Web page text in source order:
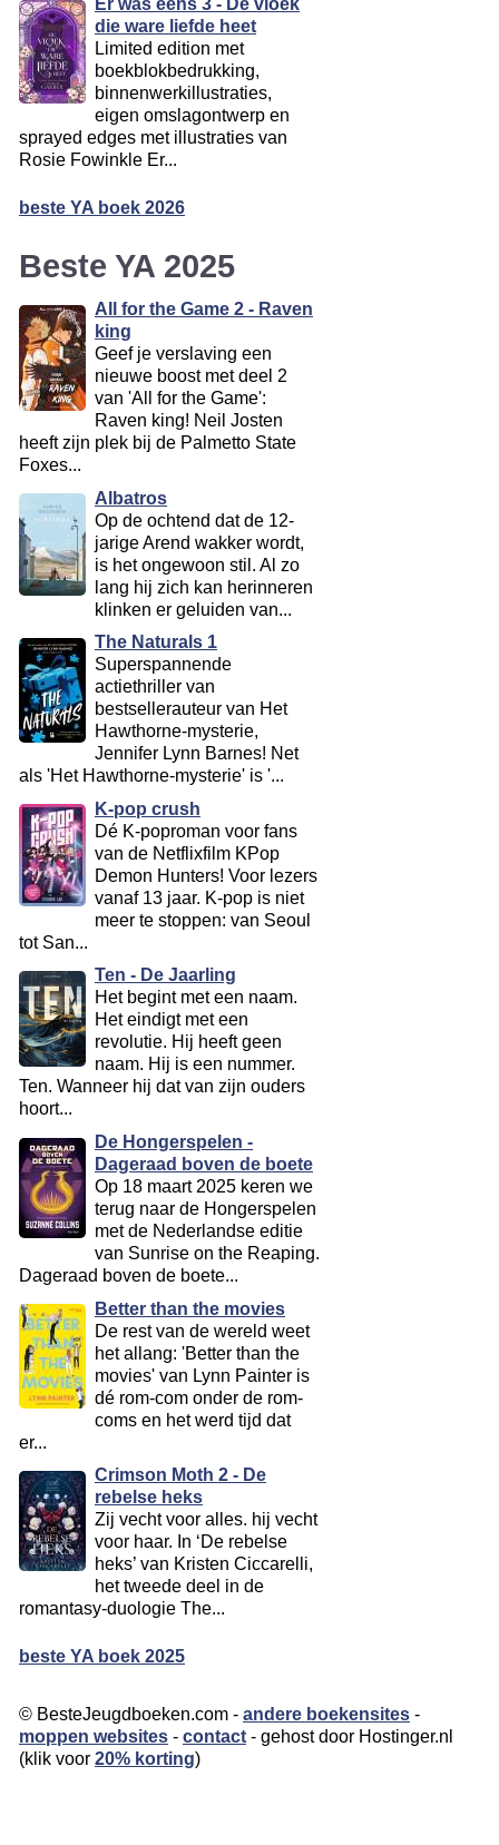
Er was eens 3 - De vloek
die ware liefde heet
Limited edition met
boekblokbedrukking,
binnenwerkillustraties,
eigen omslagontwerp en
sprayed edges met illustraties van
Rosie Fowinkle Er...
beste YA boek 2026
Beste YA 2025
All for the Game 2 - Raven
king
Geef je verslaving een
nieuwe boost met deel 2
van 'All for the Game':
Raven king! Neil Josten
heeft zijn plek bij de Palmetto State
Foxes...
Albatros
Op de ochtend dat de 12-
jarige Arend wakker wordt,
is het ongewoon stil. Al zo
lang hij zich kan herinneren
klinken er geluiden van...
The Naturals 1
Superspannende
actiethriller van
bestsellerauteur van Het
Hawthorne-mysterie,
Jennifer Lynn Barnes! Net
als 'Het Hawthorne-mysterie' is '...
K-pop crush
Dé K-poproman voor fans
van de Netflixfilm KPop
Demon Hunters! Voor lezers
vanaf 13 jaar. K-pop is niet
meer te stoppen: van Seoul
tot San...
Ten - De Jaarling
Het begint met een naam.
Het eindigt met een
revolutie. Hij heeft geen
naam. Hij is een nummer.
Ten. Wanneer hij dat van zijn ouders
hoort...
De Hongerspelen -
Dageraad boven de boete
Op 18 maart 2025 keren we
terug naar de Hongerspelen
met de Nederlandse editie
van Sunrise on the Reaping.
Dageraad boven de boete...
Better than the movies
De rest van de wereld weet
het allang: 'Better than the
movies' van Lynn Painter is
dé rom-com onder de rom-
coms en het werd tijd dat
er...
Crimson Moth 2 - De
rebelse heks
Zij vecht voor alles. hij vecht
voor haar. In ‘De rebelse
heks’ van Kristen Ciccarelli,
het tweede deel in de
romantasy-duologie The...
beste YA boek 2025
© BesteJeugdboeken.com - andere boekensites -
moppen websites - contact - gehost door Hostinger.nl
(klik voor 20% korting)